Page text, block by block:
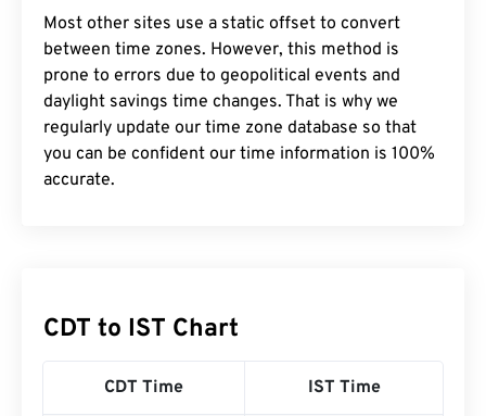
Most other sites use a static offset to convert
between time zones. However, this method is
prone to errors due to geopolitical events and
daylight savings time changes. That is why we
regularly update our time zone database so that
you can be confident our time information is 100%
accurate.
CDT to IST Chart
CDT Time IST Time